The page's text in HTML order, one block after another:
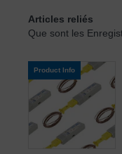
Articles reliés
Que sont les
Product Info